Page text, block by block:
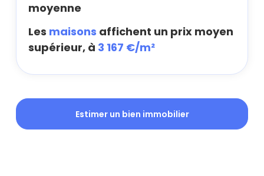
moyenne
Les maisons affichent un prix moyen
supérieur, à 3 167 €/m²
Estimer un bien immobilier